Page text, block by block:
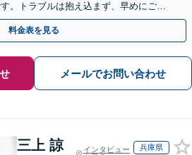
。トラブルは抱え込まず、早めにご相
料金表を見る
メールでお問い合わせ
三上 諒
インタビュー
兵庫県